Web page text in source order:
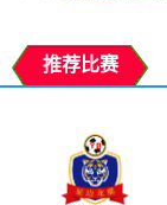
推荐比赛